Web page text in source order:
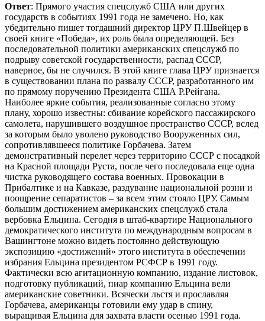
Ответ: Прямого участия спецслужб США или других
государств в событиях 1991 года не замечено. Но, как
убедительно пишет тогдашний директор ЦРУ П.Швейцер в
своей книге «Победа», их роль была определяющей. Без
последовательной политики американских спецслужб по
подрыву советской государственности, распад СССР,
наверное, бы не случился. В этой книге глава ЦРУ признается
в существовании плана по развалу СССР, разработанного им
по прямому поручению Президента США Р.Рейгана.
Наиболее яркие события, реализованные согласно этому
плану, хорошо известны: сбивание корейского пассажирского
самолета, нарушившего воздушное пространство СССР, вслед
за которым было уволено руководство Вооруженных сил,
сопротивлявшееся политике Горбачева. Затем
демонстративный перелет через территорию СССР с посадкой
на Красной площади Руста, после чего последовала еще одна
чистка руководящего состава военных. Провокации в
Прибалтике и на Кавказе, раздувание национальной розни и
поощрение сепаратистов – за всем этим стояло ЦРУ. Самым
большим достижением американских спецслужб стала
вербовка Ельцина. Сегодня в штаб-квартире Национального
демократического института по международным вопросам в
Вашингтоне можно видеть постоянно действующую
экспозицию «достижений» этого института в обеспечении
избрания Ельцина президентом РСФСР в 1991 году.
Фактически всю агитационную компанию, издание листовок,
подготовку публикаций, пиар компанию Ельцина вели
американские советники. Всячески льстя и прославляя
Горбачева, американцы готовили ему удар в спину,
выращивая Ельцина для захвата власти осенью 1991 года.